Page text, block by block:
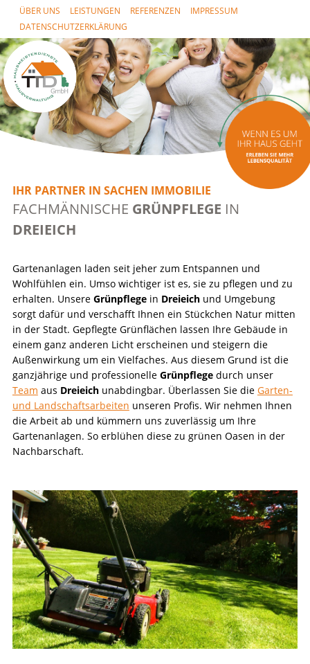
ÜBER UNS LEISTUNGEN REFERENZEN
IMPRESSUM
DATENSCHUTZERKLÄRUNG
IHR PARTNER IN SACHEN IMMOBILIE
FACHMÄNNISCHE GRÜNPFLEGE IN
DREIEICH
Gartenanlagen laden seit jeher zum Entspannen und
Wohlfühlen ein. Umso wichtiger ist es, sie zu pflegen und zu
erhalten. Unsere Grünpflegein Dreieichund Umgebung
sorgt dafür und verschafft Ihnen ein Stückchen Natur mitten
in der Stadt. Gepflegte Grünflächen lassen Ihre Gebäude in
einem ganz anderen Licht erscheinen und steigern die
Außenwirkung um ein Vielfaches. Aus diesem Grund ist die
ganzjährige und professionelle Grünpflegedurch unser
Team aus Dreieichunabdingbar. Überlassen Sie die Garten-
und Landschaftsarbeiten unseren Profis. Wir nehmen Ihnen
die Arbeit ab und kümmern uns zuverlässig um Ihre
Gartenanlagen. So erblühen diese zu grünen Oasen in der
Nachbarschaft.